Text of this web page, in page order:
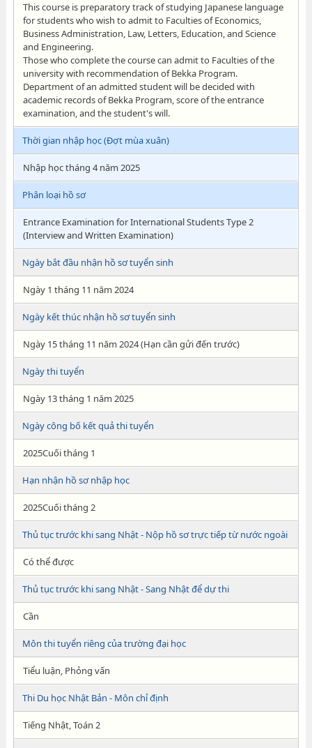
This course is preparatory track of studying Japanese language
for students who wish to admit to Faculties of Economics,
Business Administration, Law, Letters, Education, and Science
and Engineering.
Those who complete the course can admit to Faculties of the
university with recommendation of Bekka Program.
Department of an admitted student will be decided with
academic records of Bekka Program, score of the entrance
examination, and the student's will.
Thời gian nhập học (Đợt mùa xuân)
Nhập học tháng 4 năm 2025
Phân loại hồ sơ
Entrance Examination for International Students Type 2
(Interview and Written Examination)
Ngày bắt đầu nhận hồ sơ tuyển sinh
Ngày 1 tháng 11 năm 2024
Ngày kết thúc nhận hồ sơ tuyển sinh
Ngày 15 tháng 11 năm 2024 (Hạn cần gửi đến trước)
Ngày thi tuyển
Ngày 13 tháng 1 năm 2025
Ngày công bố kết quả thi tuyển
2025Cuối tháng 1
Hạn nhận hồ sơ nhập học
2025Cuối tháng 2
Thủ tục trước khi sang Nhật - Nộp hồ sơ trực tiếp từ nước ngoài
Có thể được
Thủ tục trước khi sang Nhật - Sang Nhật để dự thi
Cần
Môn thi tuyển riêng của trường đại học
Tiểu luận, Phỏng vấn
Thi Du học Nhật Bản - Môn chỉ định
Tiếng Nhật, Toán 2